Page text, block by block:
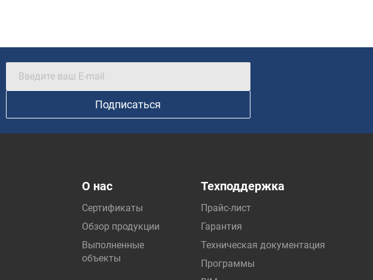
Подписаться
О нас
Сертификаты
Обзор продукции
Выполненные
объекты
Техподдержка
Прайс-лист
Гарантия
Техническая документация
Программы